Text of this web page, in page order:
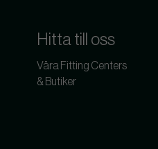
Hitta till oss
Våra Fitting Centers
& Butiker